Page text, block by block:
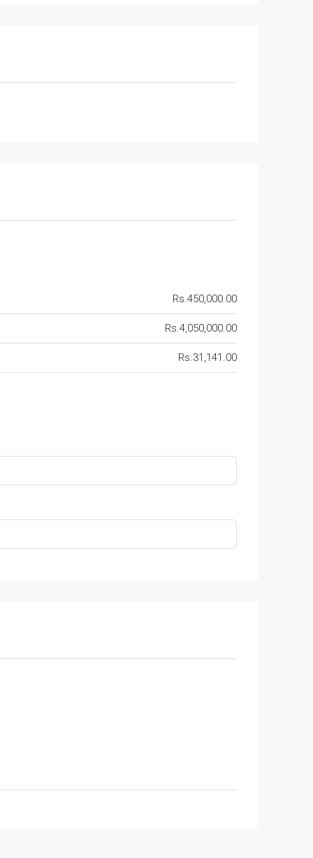
Rs.450,000.00
Rs.4,050,000.00
Rs.31,141.00